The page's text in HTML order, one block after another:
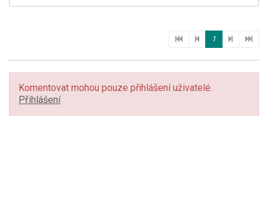
1
Komentovat mohou pouze přihlášení uživatelé.
Přihlášení